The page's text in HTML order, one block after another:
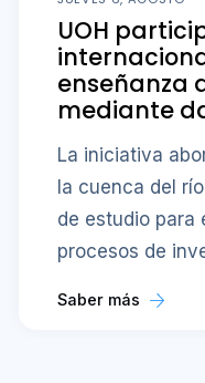
UOH
enseñanza
mediante
La iniciativa
la cuenca del
de estudio para
procesos de
Saber más